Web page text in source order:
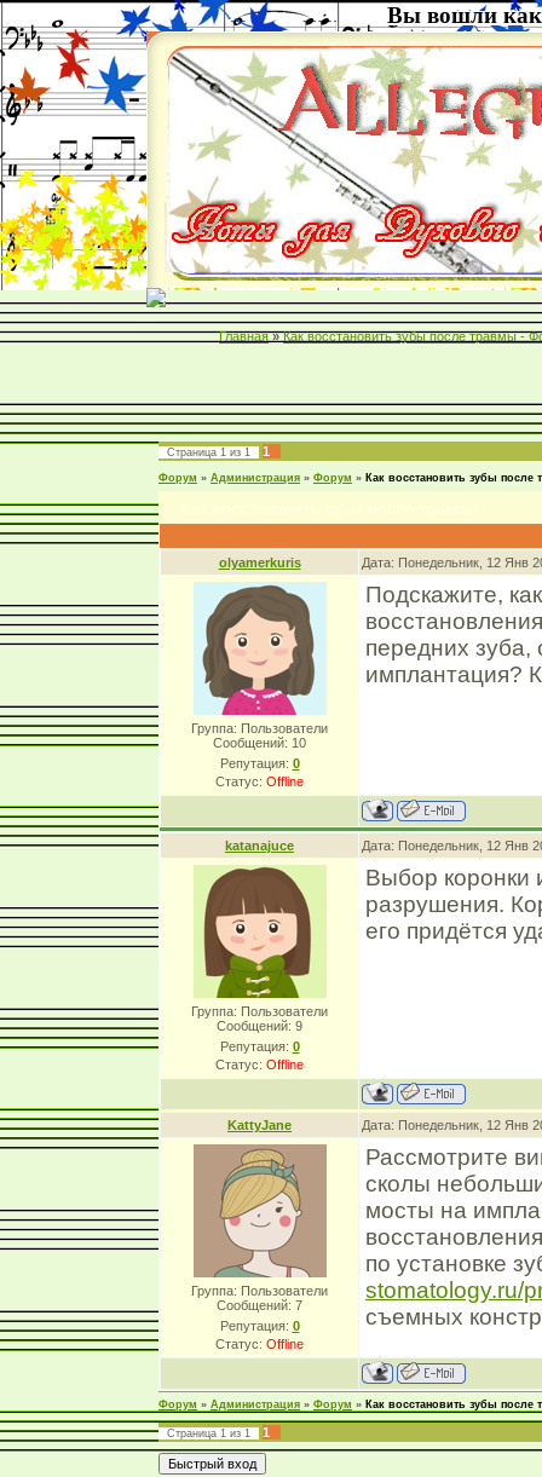
Вы вошли как
Главная » Как восстановить зубы после травмы -
Страница 1 из 1 1
Форум » Администрация » Форум » Как восстановить зубы после
olyamerkuris Дата: Понедельник, 12 Янв
Группа: Пользователи
Сообщений: 10
Репутация: 0
Статус: Offline
Подскажите,
передних зуба,
имплантация?
katanajuce Дата: Понедельник, 12 Янв
Группа: Пользователи
Сообщений: 9
Репутация: 0
Статус: Offline
Выбор коронки
разрушения.
его придётся
KattyJane Дата: Понедельник, 12 Янв
Группа: Пользователи
Сообщений: 7
Репутация: 0
Статус: Offline
Рассмотрите
сколы
мосты на
по установке
stomatology.ru/
съемных
Форум » Администрация » Форум » Как восстановить зубы после
Страница 1 из 1 1